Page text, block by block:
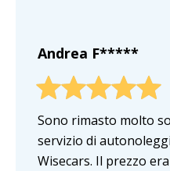
Andrea F*****
Sono rimasto molto
servizio di
Wisecars. Il prezzo